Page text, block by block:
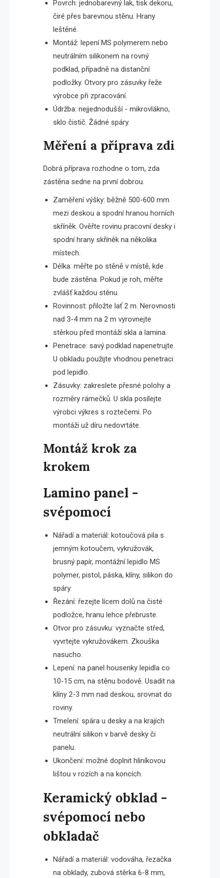
Povrch: jednobarevný lak, tisk dekoru,
čiré přes barevnou stěnu. Hrany
leštěné.
Montáž: lepení MS polymerem nebo
neutrálním silikonem na rovný
podklad, případně na distanční
podložky. Otvory pro zásuvky řeže
výrobce při zpracování.
Údržba: nejjednodušší - mikrovlákno,
sklo čistič. Žádné spáry.
Měření a příprava zdi
Dobrá příprava rozhodne o tom, zda
zástěna sedne na první dobrou.
Zaměření výšky: běžně 500-600 mm
mezi deskou a spodní hranou horních
skříněk. Ověřte rovinu pracovní desky i
spodní hrany skříněk na několika
místech.
Délka: měřte po stěně v místě, kde
bude zástěna. Pokud je roh, měřte
zvlášť každou stěnu.
Rovinnost: přiložte lať 2 m. Nerovnosti
nad 3-4 mm na 2 m vyrovnejte
stěrkou před montáží skla a lamina.
Penetrace: savý podklad napenetrujte.
U obkladu použijte vhodnou penetraci
pod lepidlo.
Zásuvky: zakreslete přesné polohy a
rozměry rámečků. U skla posílejte
výrobci výkres s roztečemi. Po
montáži už díru nedovrtáte.
Montáž krok za
krokem
Lamino panel -
svépomocí
Nářadí a materiál: kotoučová pila s
jemným kotoučem, vykružovák,
brusný papír, montážní lepidlo MS
polymer, pistol, páska, klíny, silikon do
spáry.
Řezání: řezejte lícem dolů na čisté
podložce, hranu lehce přebruste.
Otvor pro zásuvku: vyznačte střed,
vyvrtejte vykružovákem. Zkouška
nasucho.
Lepení: na panel housenky lepidla co
10-15 cm, na stěnu bodově. Usadit na
klíny 2-3 mm nad deskou, srovnat do
roviny.
Tmelení: spára u desky a na krajích
neutrální silikon v barvě desky či
panelu.
Ukončení: možné doplnit hliníkovou
lištou v rozích a na koncích.
Keramický obklad -
svépomocí nebo
obkladač
Nářadí a materiál: vodováha, řezačka
na obklady, zubová stěrka 6-8 mm,